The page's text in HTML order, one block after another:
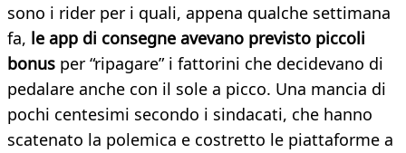
sono i rider per i quali, appena qualche settimana
fa, le app di consegne avevano previsto piccoli
bonus per “ripagare” i fattorini che decidevano di
pedalare anche con il sole a picco. Una mancia di
pochi centesimi secondo i sindacati, che hanno
scatenato la polemica e costretto le piattaforme a